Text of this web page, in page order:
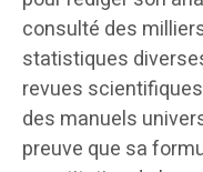
consulté des
statistiques
revues
des manuels
preuve que sa